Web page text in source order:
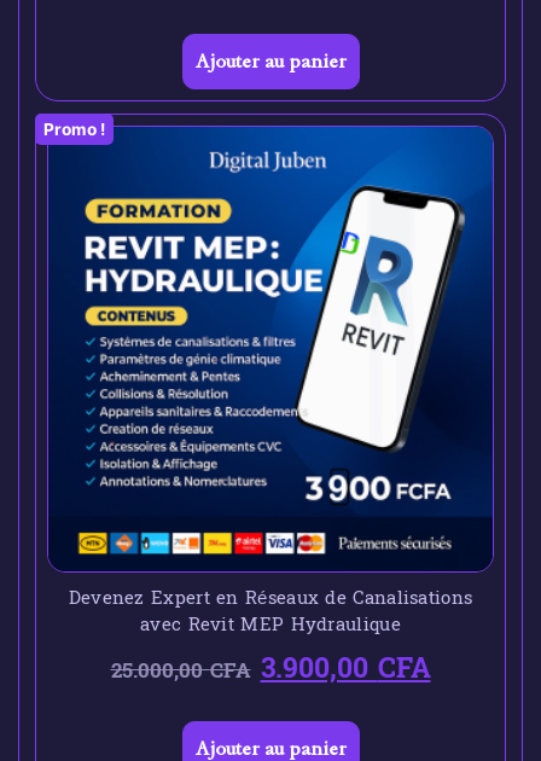
Ajouter au panier
Promo !
Devenez Expert en Réseaux de Canalisations
avec Revit MEP Hydraulique
25.000,00CFA 3.900,00CFA
Ajouter au panier